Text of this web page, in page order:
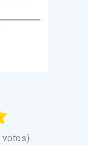
votos)